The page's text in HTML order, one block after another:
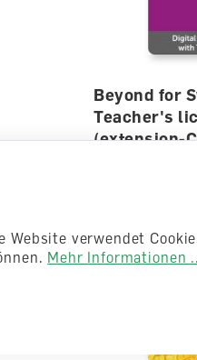
Beyond for
Teacher's
(extension-
CHF 33.00
Website verwendet
Mehr Informationen